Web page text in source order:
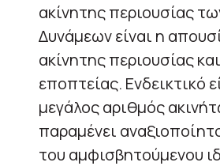
ακίνητης περιουσίας
Δυνάμεων είναι η
ακίνητης περιουσίας
εποπτείας. Ενδεικτικό
μεγάλος αριθμός
παραμένει
του αμφισβητούμενου